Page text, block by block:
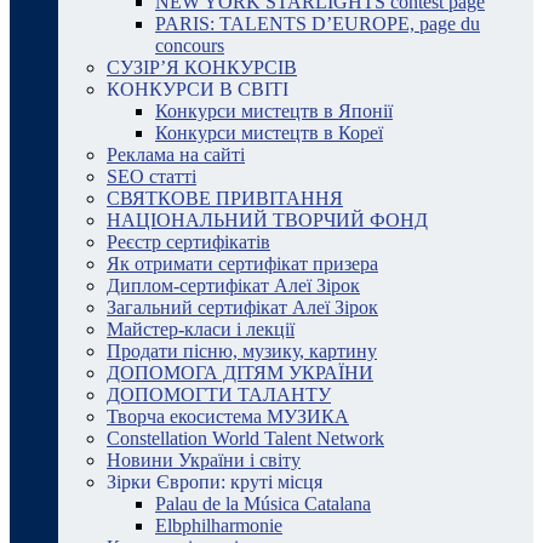
PARIS: TALENTS D’EUROPE, page du
concours
СУЗІР’Я КОНКУРСІВ
КОНКУРСИ В СВІТІ
Конкурси мистецтв в Японії
Конкурси мистецтв в Кореї
Реклама на сайті
SEO статті
СВЯТКОВЕ ПРИВІТАННЯ
НАЦІОНАЛЬНИЙ ТВОРЧИЙ ФОНД
Реєстр сертифікатів
Як отримати сертифікат призера
Диплом-сертифікат Алеї Зірок
Загальний сертифікат Алеї Зірок
Майстер-класи і лекції
Продати пісню, музику, картину
ДОПОМОГА ДІТЯМ УКРАЇНИ
ДОПОМОГТИ ТАЛАНТУ
Творча екосистема МУЗИКА
Constellation World Talent Network
Новини України і світу
Зірки Європи: круті місця
Palau de la Música Catalana
Elbphilharmonie